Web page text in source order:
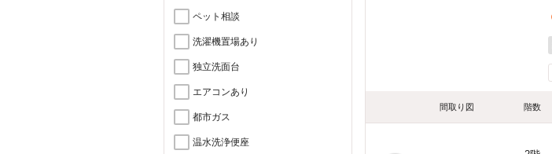
ペット相談
洗濯機置場あり
独立洗面台
エアコンあり
都市ガス
温水洗浄便座
間取り図 階数